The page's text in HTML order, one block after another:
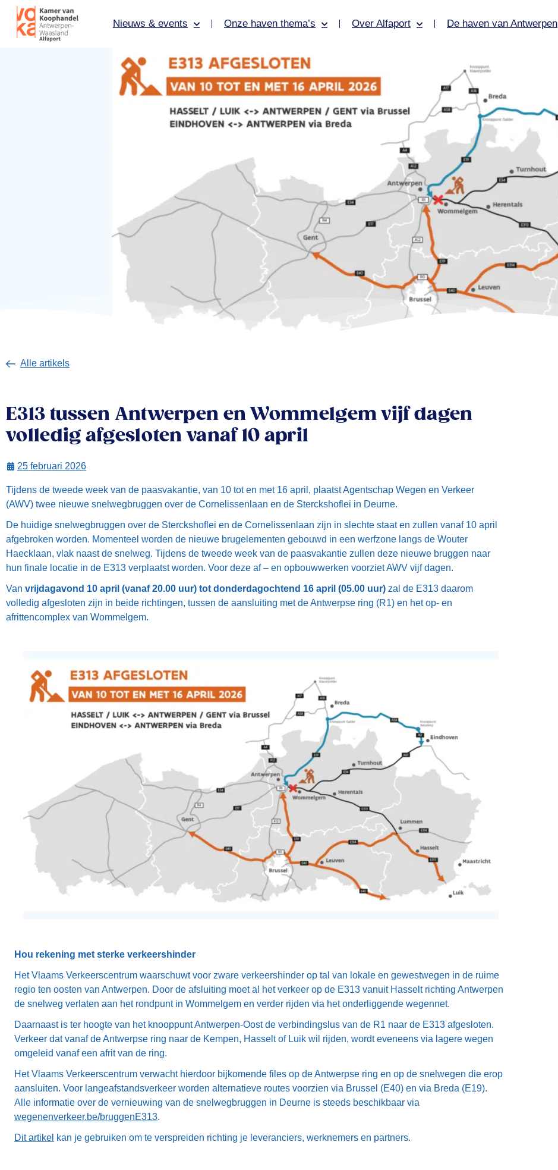
Nieuws & events Onze haven thema’s Over Alfaport De haven van Antwerpen
Alle artikels
E313 tussen Antwerpen en Wommelgem vijf dagen
volledig afgesloten vanaf 10 april
25 februari 2026
Tijdens de tweede week van de paasvakantie, van 10 tot en met 16 april, plaatst Agentschap Wegen en Verkeer
(AWV) twee nieuwe snelwegbruggen over de Cornelissenlaan en de Sterckshoflei in Deurne.
De huidige snelwegbruggen over de Sterckshoflei en de Cornelissenlaan zijn in slechte staat en zullen vanaf 10 april
afgebroken worden. Momenteel worden de nieuwe brugelementen gebouwd in een werfzone langs de Wouter
Haecklaan, vlak naast de snelweg. Tijdens de tweede week van de paasvakantie zullen deze nieuwe bruggen naar
hun finale locatie in de E313 verplaatst worden. Voor deze af – en opbouwwerken voorziet AWV vijf dagen.
Van vrijdagavond 10 april (vanaf 20.00 uur) tot donderdagochtend 16 april (05.00 uur) zal de E313 daarom
volledig afgesloten zijn in beide richtingen, tussen de aansluiting met de Antwerpse ring (R1) en het op- en
afrittencomplex van Wommelgem.
Hou rekening met sterke verkeershinder
Het Vlaams Verkeerscentrum waarschuwt voor zware verkeershinder op tal van lokale en gewestwegen in de ruime
regio ten oosten van Antwerpen. Door de afsluiting moet al het verkeer op de E313 vanuit Hasselt richting Antwerpen
de snelweg verlaten aan het rondpunt in Wommelgem en verder rijden via het onderliggende wegennet.
Daarnaast is ter hoogte van het knooppunt Antwerpen-Oost de verbindingslus van de R1 naar de E313 afgesloten.
Verkeer dat vanaf de Antwerpse ring naar de Kempen, Hasselt of Luik wil rijden, wordt eveneens via lagere wegen
omgeleid vanaf een afrit van de ring.
Het Vlaams Verkeerscentrum verwacht hierdoor bijkomende files op de Antwerpse ring en op de snelwegen die erop
aansluiten. Voor langeafstandsverkeer worden alternatieve routes voorzien via Brussel (E40) en via Breda (E19).
Alle informatie over de vernieuwing van de snelwegbruggen in Deurne is steeds beschikbaar via
wegenenverkeer.be/bruggenE313.
Dit artikel kan je gebruiken om te verspreiden richting je leveranciers, werknemers en partners.